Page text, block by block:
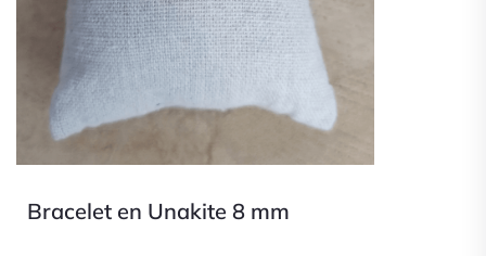
Bracelet en Unakite 8 mm